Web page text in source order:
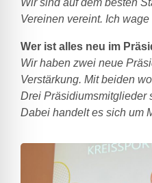
Wir sind auf dem besten
Vereinen vereint. Ich
Wer ist alles neu im
Wir haben zwei neue
Verstärkung. Mit beiden
Drei Präsidiumsmitglieder
Dabei handelt es sich um